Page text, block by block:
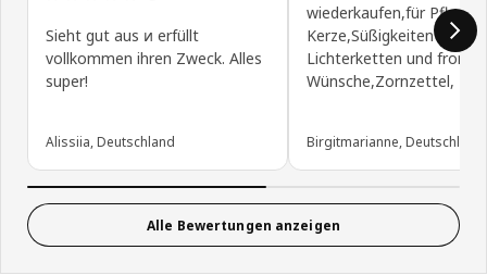
Sieht gut aus и erfüllt
vollkommen ihren Zweck. Alles
super!
Alissiia, Deutschland
wiederkaufen,für
Kerze,Süßigkeiten
Lichterketten und
Wünsche,Zornzettel,
Birgitmarianne, Deutschland
Alle Bewertungen anzeigen